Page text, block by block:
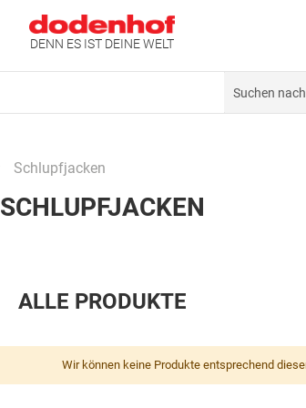
DENN ES IST DEINE WELT
Schlupfjacken
SCHLUPFJACKEN
ALLE PRODUKTE
Wir können keine Produkte entsprechend